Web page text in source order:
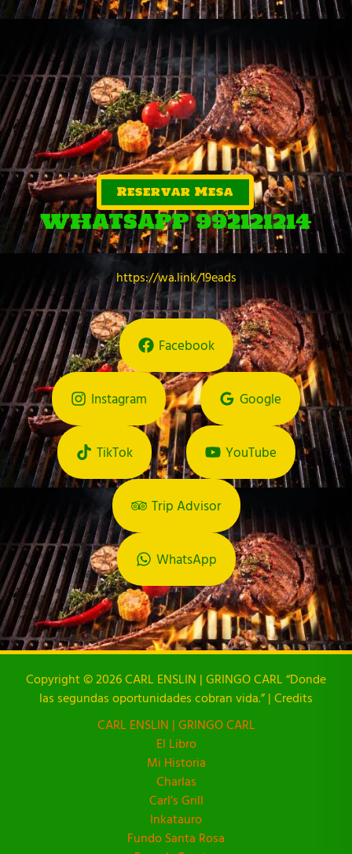
Reservar Mesa
WHATSAPP 992121214
https://wa.link/19eads
Facebook
Instagram Google
TikTok YouTube
Trip Advisor
WhatsApp
Copyright © 2026 CARL ENSLIN | GRINGO CARL “Donde
las segundas oportunidades cobran vida.” | Credits
CARL ENSLIN | GRINGO CARL
El Libro
Mi Historia
Charlas
Carl’s Grill
Inkatauro
Fundo Santa Rosa